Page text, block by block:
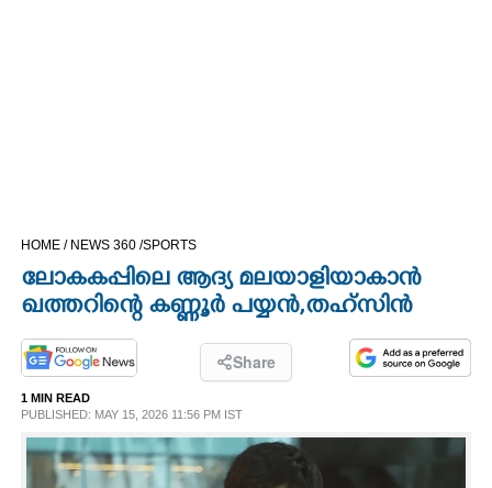
LIFESTYLE
HOME / NEWS 360 /SPORTS
ലോകകപ്പിലെ ആദ്യ മലയാളിയാകാൻ
ഖത്തറിന്റെ കണ്ണൂർ പയ്യൻ,തഹ്സിൻ
Share
1 MIN READ
PUBLISHED: MAY 15, 2026 11:56 PM IST